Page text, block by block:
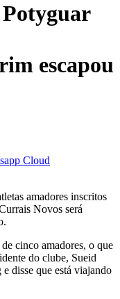
escapou
Cloud
amadores inscritos
Novos será
cinco amadores, o que
do clube, Sueid
disse que está viajando